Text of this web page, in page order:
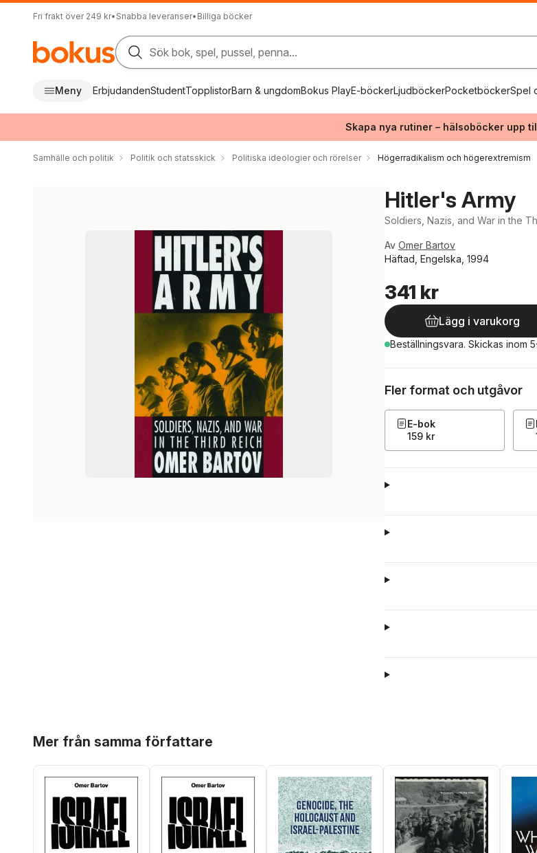
Fri frakt över 249 kr• Snabba leveranser• Billiga böcker
Sök bok, spel, pussel, penna...
Meny ErbjudandenStudentTopplistorBarn & ungdomBokus PlayE-böckerLjudböckerPocketböckerSpel
Skapa nya rutiner – hälsoböcker upp
Samhälle och politik Politik och statsskick Politiska ideologier och rörelser Högerradikalism och högerextremism
Hitler's Army
Soldiers, Nazis, and War in the
Av Omer Bartov
Häftad, Engelska, 1994
341 kr
Lägg i varukorg
Beställningsvara. Skickas inom
Fler format och utgåvor
E-bok
159 kr
Mer från samma författare